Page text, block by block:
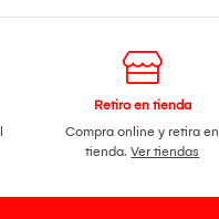
Retiro en tienda
Compra online y retira en
tienda.Ver tiendas